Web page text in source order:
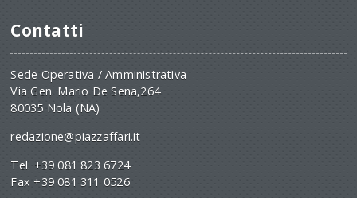
Contatti
Sede Operativa / Amministrativa
Via Gen. Mario De Sena,264
80035 Nola (NA)
redazione@piazzaffari.it
Tel. +39 081 823 6724
Fax +39 081 311 0526